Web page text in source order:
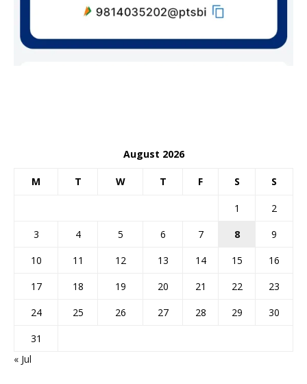
August 2026
M T W T F S S
1
2
3
4 5 6 7 8
9
10
11 12 13 14 15
16
17
18 19 20 21 22
23
24
25 26 27 28 29
30
31
« Jul